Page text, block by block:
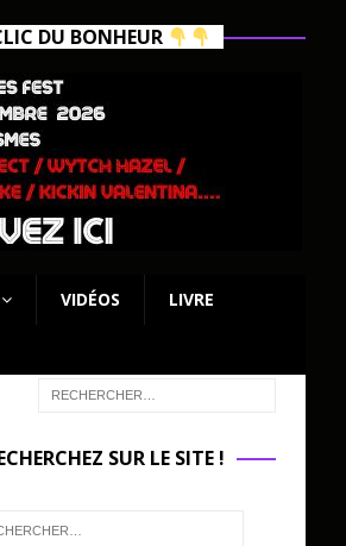
DU BONHEUR
VIDÉOS LIVRE
SUR LE SITE !